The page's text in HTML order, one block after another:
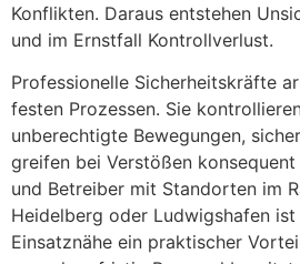
Konflikten. Daraus entstehen
und im Ernstfall Kontrollverlust.
Professionelle Sicherheitskräfte
festen Prozessen. Sie
unberechtigte Bewegungen,
greifen bei Verstößen konsequent
und Betreiber mit Standorten im
Heidelberg oder Ludwigshafen
Einsatznähe ein praktischer